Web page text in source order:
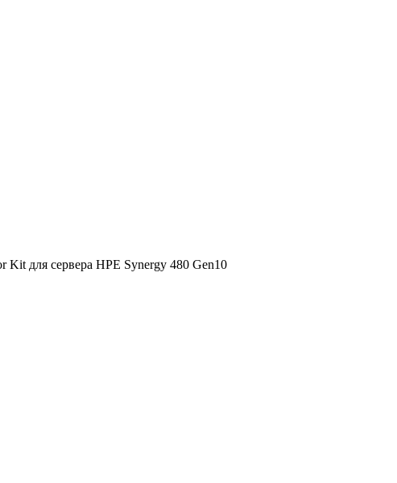
Kit для сервера HPE Synergy 480 Gen10